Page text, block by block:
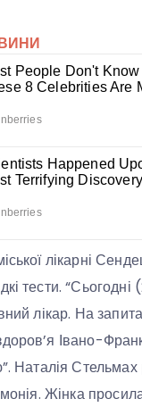
лікарні
тести.
лікар. На
Івано-
Наталія
Жінка